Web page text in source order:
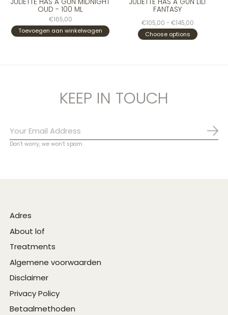
OUD - 100 ML
€165,00
Toevoegen aan winkelwagen
FANTASY
€105,00 - €145,00
Choose options
KEEP IN TOUCH
Don’t worry, we won’t spam
Adres
About lof
Treatments
Algemene voorwaarden
Disclaimer
Privacy Policy
Betaalmethoden